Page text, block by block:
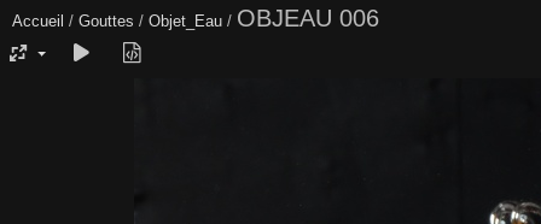
Accueil / Gouttes / Objet_Eau / OBJEAU 006